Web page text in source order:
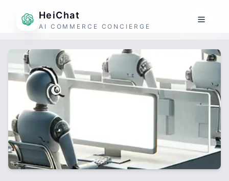
HeiChat
AI COMMERCE CONCIERGE